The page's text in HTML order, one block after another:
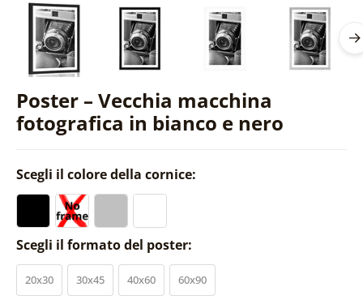
Poster – Vecchia macchina
fotografica in bianco e nero
Scegli il colore della cornice:
Scegli il formato del poster:
20x30 30x45 40x60 60x90